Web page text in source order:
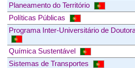
Planeamento do Território
Políticas Públicas
Programa Inter-Universitário de
Química Sustentável
Sistemas de Transportes